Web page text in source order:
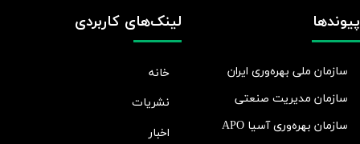
لینک‌های کاربردی
خانه
نشریات
اخبار
پیوندها
سازمان ملی بهره‌وری ایران
سازمان مدیریت صنعتی
سازمان بهره‌وری آسیا APO